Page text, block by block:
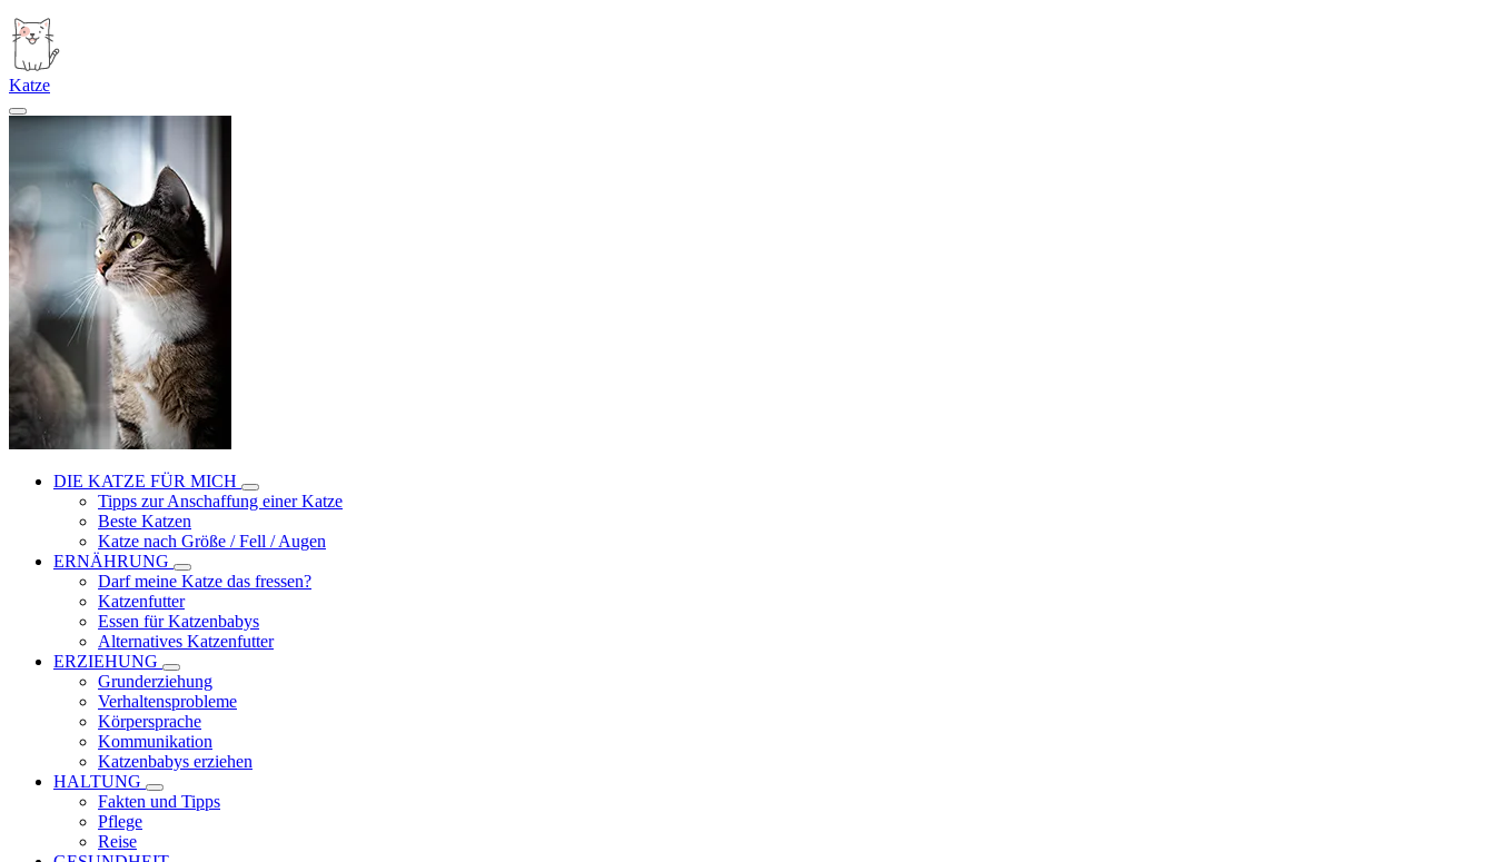
Katze
DIE KATZE FÜR MICH
Tipps zur Anschaffung einer Katze
Beste Katzen
Katze nach Größe / Fell / Augen
ERNÄHRUNG
Darf meine Katze das fressen?
Katzenfutter
Essen für Katzenbabys
Alternatives Katzenfutter
ERZIEHUNG
Grunderziehung
Verhaltensprobleme
Körpersprache
Kommunikation
Katzenbabys erziehen
HALTUNG
Fakten und Tipps
Pflege
Reise